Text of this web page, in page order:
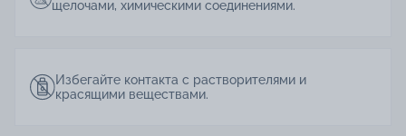
щелочами, химическими соединениями.
Избегайте контакта с растворителями и
красящими веществами.